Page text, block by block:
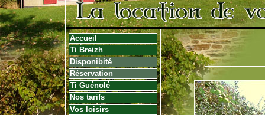
Accueil
Ti Breizh
Disponibité
Réservation
Ti Guénolé
Nos tarifs
Vos loisirs